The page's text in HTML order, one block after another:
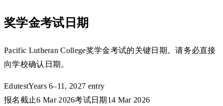
奖学金考试日期
Pacific Lutheran College奖学金考试的关键日期。请务必直接
向学校确认日期。
EdutestYears 6–11, 2027 entry
报名截止6 Mar 2026考试日期 14 Mar 2026